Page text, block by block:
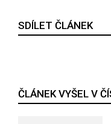
SDÍLET ČLÁNEK
ČLÁNEK VYŠEL V